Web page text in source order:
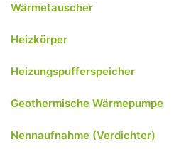
Wärmetauscher
Heizkörper
Heizungspufferspeicher
Geothermische Wärmepumpe
Nennaufnahme (Verdichter)